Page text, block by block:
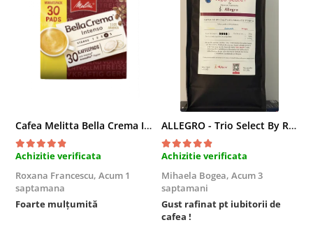
Cafea Melitta Bella Crema Intenso, 30 paduri, compatibile Senseo
Achizitie verificata
Roxana Francescu, Acum 1
saptamana
Foarte mulțumită
ALLEGRO - Trio Select By Razvan Paunescu, 1 kg, 100% Arabica, (Columbia, Guatemala, Etiopia)
Achizitie verificata
Mihaela Bogea, Acum 3
saptamani
Gust rafinat pt iubitorii de
cafea !